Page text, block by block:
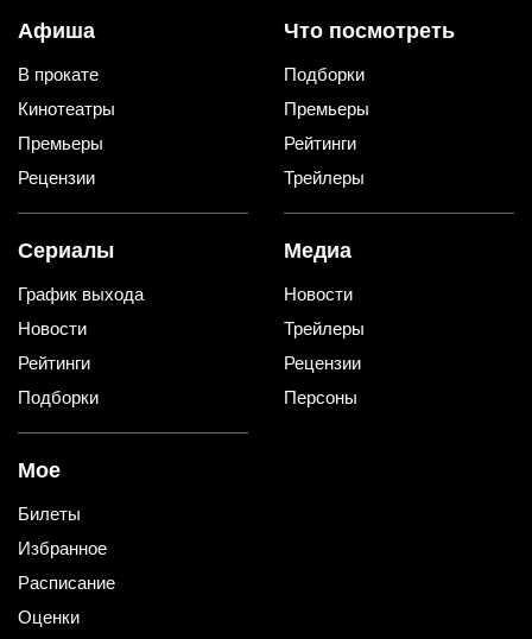
Афиша
В прокате
Кинотеатры
Премьеры
Рецензии
Что посмотреть
Подборки
Премьеры
Рейтинги
Трейлеры
Сериалы
График выхода
Новости
Рейтинги
Подборки
Медиа
Новости
Трейлеры
Рецензии
Персоны
Мое
Билеты
Избранное
Расписание
Оценки